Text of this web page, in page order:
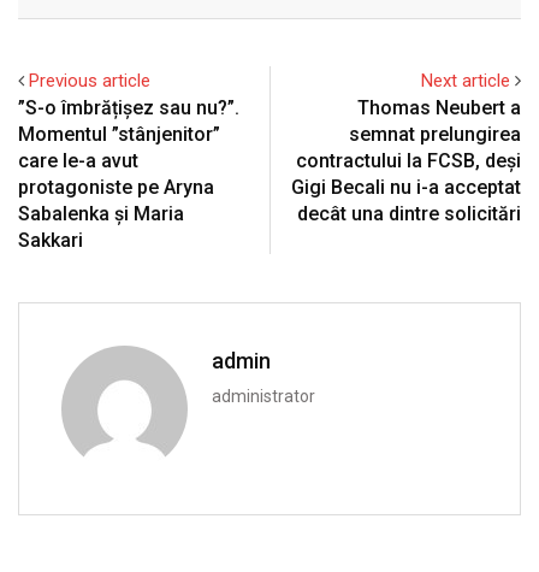
Previous article
”S-o îmbrățișez sau nu?”.
Momentul ”stânjenitor”
care le-a avut
protagoniste pe Aryna
Sabalenka și Maria
Sakkari
Next article
Thomas Neubert a
semnat prelungirea
contractului la FCSB, deși
Gigi Becali nu i-a acceptat
decât una dintre solicitări
admin
administrator